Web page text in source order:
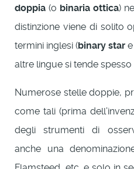
doppia (o binaria ottica)
distinzione viene di solito
termini inglesi (binary star e
altre lingue si tende
Numerose stelle doppie,
come tali (prima
degli strumenti di
anche una